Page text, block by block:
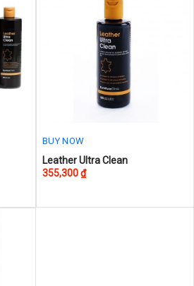
page
BUY NOW
This
product
multiple
Leather Ultra Clean
355,300₫